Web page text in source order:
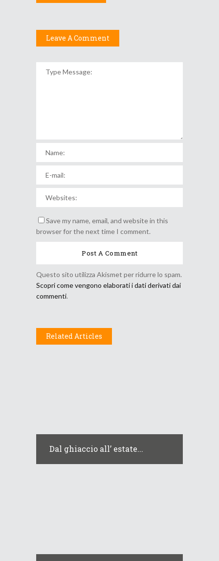
Leave A Comment
Save my name, email, and website in this
browser for the next time I comment.
Questo sito utilizza Akismet per ridurre lo spam.
Scopri come vengono elaborati i dati derivati dai
commenti.
Related Articles
Dal ghiaccio all’ estate...